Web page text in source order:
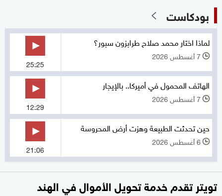
بودكاست
لماذا اختار محمد صلاح طرابزون سبور؟
l 7 أغسطس 2026
25:25
الهاتف المحمول في أميركا.. بالإيجار
l 7 أغسطس 2026
12:29
حين تحدثت الطبيعة وهزت أرض المحروسة
l 6 أغسطس 2026
21:06
تويتر تقدم خدمة تحويل الأموال في الهند